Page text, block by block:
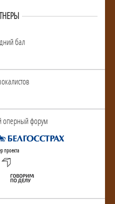
бал
оперный форум
проекта